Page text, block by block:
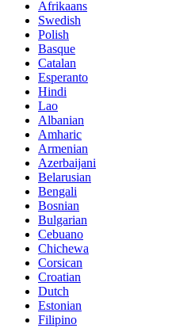
Afrikaans
Swedish
Polish
Basque
Catalan
Esperanto
Hindi
Lao
Albanian
Amharic
Armenian
Azerbaijani
Belarusian
Bengali
Bosnian
Bulgarian
Cebuano
Chichewa
Corsican
Croatian
Dutch
Estonian
Filipino